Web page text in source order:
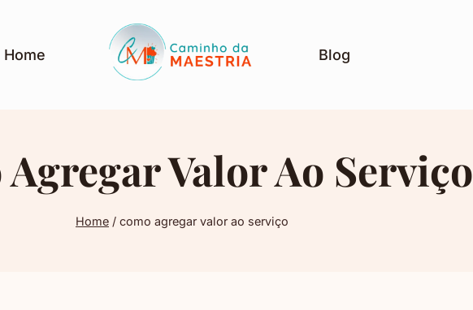
Home Blog
Agregar Valor Ao Serviço
Home / como agregar valor ao serviço